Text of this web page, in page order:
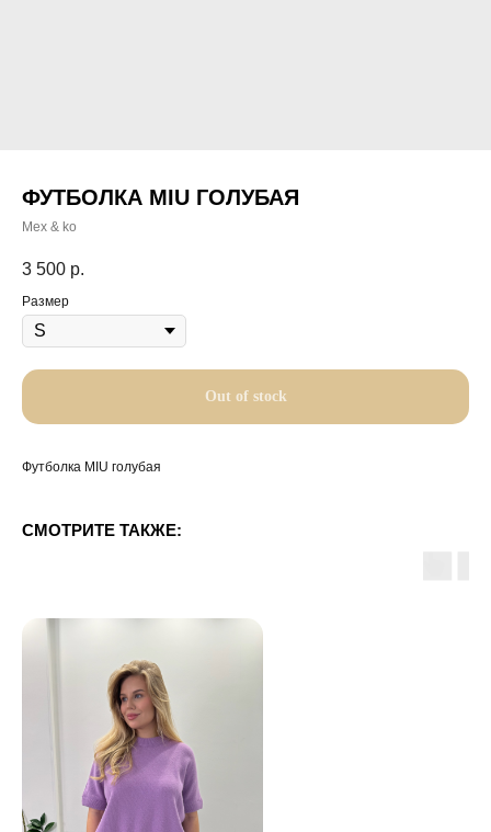
ФУТБОЛКА MIU ГОЛУБАЯ
Mex & ko
3 500 р.
Размер
Out of stock
Футболка MIU голубая
СМОТРИТЕ ТАКЖЕ: